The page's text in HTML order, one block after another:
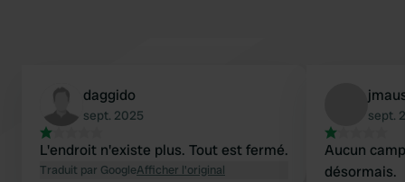
daggido
sept. 2025
L'endroit n'existe plus. Tout est fermé.
Traduit par GoogleAfficher l'original
sept.
Aucun
désormais.